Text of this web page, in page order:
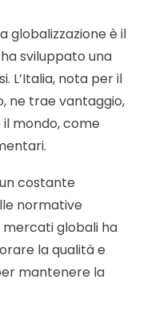
globalizzazione è il
sviluppato una
L’Italia, nota per il
ne trae vantaggio,
mondo, come
costante
normative
mercati globali ha
la qualità e
mantenere la